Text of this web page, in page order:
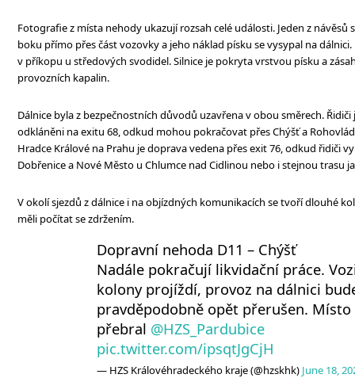
Fotografie z místa nehody ukazují rozsah celé události. Jeden z návěsů
boku přímo přes část vozovky a jeho náklad písku se vysypal na
v příkopu u středových svodidel. Silnice je pokryta vrstvou písku a
provozních kapalin.
Dálnice byla z bezpečnostních důvodů uzavřena v obou směrech.
odkláněni na exitu 68, odkud mohou pokračovat přes Chýšť a
Hradce Králové na Prahu je doprava vedena přes exit 76, odkud řidiči
Dobřenice a Nové Město u Chlumce nad Cidlinou nebo i stejnou trasu
V okolí sjezdů z dálnice i na objízdných komunikacích se tvoří dlouhé
měli počítat se zdržením.
Dopravní nehoda D11 – Chýšť
Nadále pokračují likvidační práce.
kolony projíždí, provoz na dálnici
pravděpodobně opět přerušen. Místo
přebral @HZS_Pardubice
pic.twitter.com/ipsqtJgCjH
— HZS Královéhradeckého kraje (@hzskhk) June 18,